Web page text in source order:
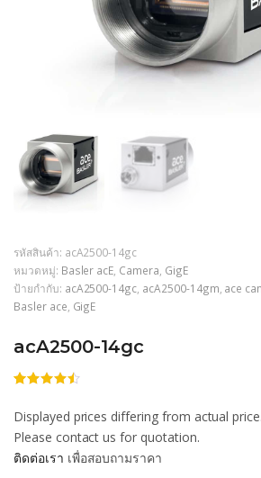
รหัสสินค้า: acA2500-14gc
หมวดหมู่: Basler acE Camera GigE
ป้ายกำกับ: acA2500-14gc acA2500-14gm ace
Basler ace GigE
acA2500-14gc
คะแนน
4.42จาก
5
เต็มบน
Displayed prices differing from actual price.
Please contact us for quotation.
ติดต่อเรา เพื่อสอบถามราคา